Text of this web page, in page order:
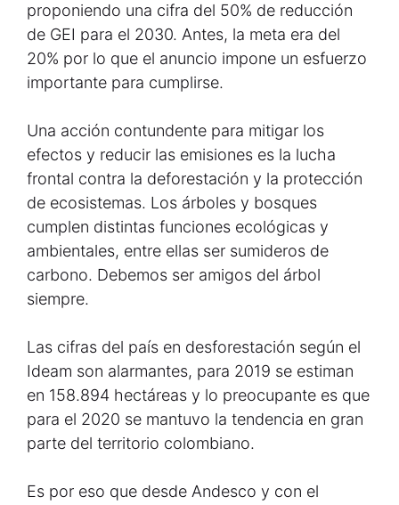
proponiendo una cifra del 50% de reducción
de GEI para el 2030. Antes, la meta era del
20% por lo que el anuncio impone un esfuerzo
importante para cumplirse.
Una acción contundente para mitigar los
efectos y reducir las emisiones es la lucha
frontal contra la deforestación y la protección
de ecosistemas. Los árboles y bosques
cumplen distintas funciones ecológicas y
ambientales, entre ellas ser sumideros de
carbono. Debemos ser amigos del árbol
siempre.
Las cifras del país en desforestación según el
Ideam son alarmantes, para 2019 se estiman
en 158.894 hectáreas y lo preocupante es que
para el 2020 se mantuvo la tendencia en gran
parte del territorio colombiano.
Es por eso que desde Andesco y con el